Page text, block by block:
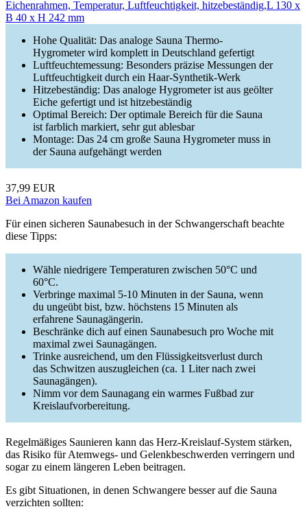
Eichenrahmen, Temperatur, Luftfeuchtigkeit, hitzebeständig,L 130 x
B 40 x H 242 mm
Hohe Qualität: Das analoge Sauna Thermo-
Hygrometer wird komplett in Deutschland gefertigt
Luftfeuchtemessung: Besonders präzise Messungen der
Luftfeuchtigkeit durch ein Haar-Synthetik-Werk
Hitzebeständig: Das analoge Hygrometer ist aus geölter
Eiche gefertigt und ist hitzebeständig
Optimal Bereich: Der optimale Bereich für die Sauna
ist farblich markiert, sehr gut ablesbar
Montage: Das 24 cm große Sauna Hygrometer muss in
der Sauna aufgehängt werden
37,99 EUR
Bei Amazon kaufen
Für einen sicheren Saunabesuch in der Schwangerschaft beachte
diese Tipps:
Wähle niedrigere Temperaturen zwischen 50°C und
60°C.
Verbringe maximal 5-10 Minuten in der Sauna, wenn
du ungeübt bist, bzw. höchstens 15 Minuten als
erfahrene Saunagängerin.
Beschränke dich auf einen Saunabesuch pro Woche mit
maximal zwei Saunagängen.
Trinke ausreichend, um den Flüssigkeitsverlust durch
das Schwitzen auszugleichen (ca. 1 Liter nach zwei
Saunagängen).
Nimm vor dem Saunagang ein warmes Fußbad zur
Kreislaufvorbereitung.
Regelmäßiges Saunieren kann das Herz-Kreislauf-System stärken,
das Risiko für Atemwegs- und Gelenkbeschwerden verringern und
sogar zu einem längeren Leben beitragen.
Es gibt Situationen, in denen Schwangere besser auf die Sauna
verzichten sollten: